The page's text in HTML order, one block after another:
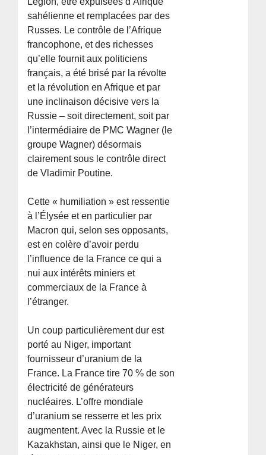
sahélienne et remplacées par des
Russes. Le contrôle de l’Afrique
francophone, et des richesses
qu’elle fournit aux politiciens
français, a été brisé par la révolte
et la révolution en Afrique et par
une inclinaison décisive vers la
Russie – soit directement, soit par
l’intermédiaire de PMC Wagner (le
groupe Wagner) désormais
clairement sous le contrôle direct
de Vladimir Poutine.
Cette « humiliation » est ressentie
à l’Élysée et en particulier par
Macron qui, selon ses opposants,
est en colère d’avoir perdu
l’influence de la France ce qui a
nui aux intérêts miniers et
commerciaux de la France à
l’étranger.
Un coup particulièrement dur est
porté au Niger, important
fournisseur d’uranium de la
France. La France tire 70 % de son
électricité de générateurs
nucléaires. L’offre mondiale
d’uranium se resserre et les prix
augmentent. Avec la Russie et le
Kazakhstan, ainsi que le Niger, en